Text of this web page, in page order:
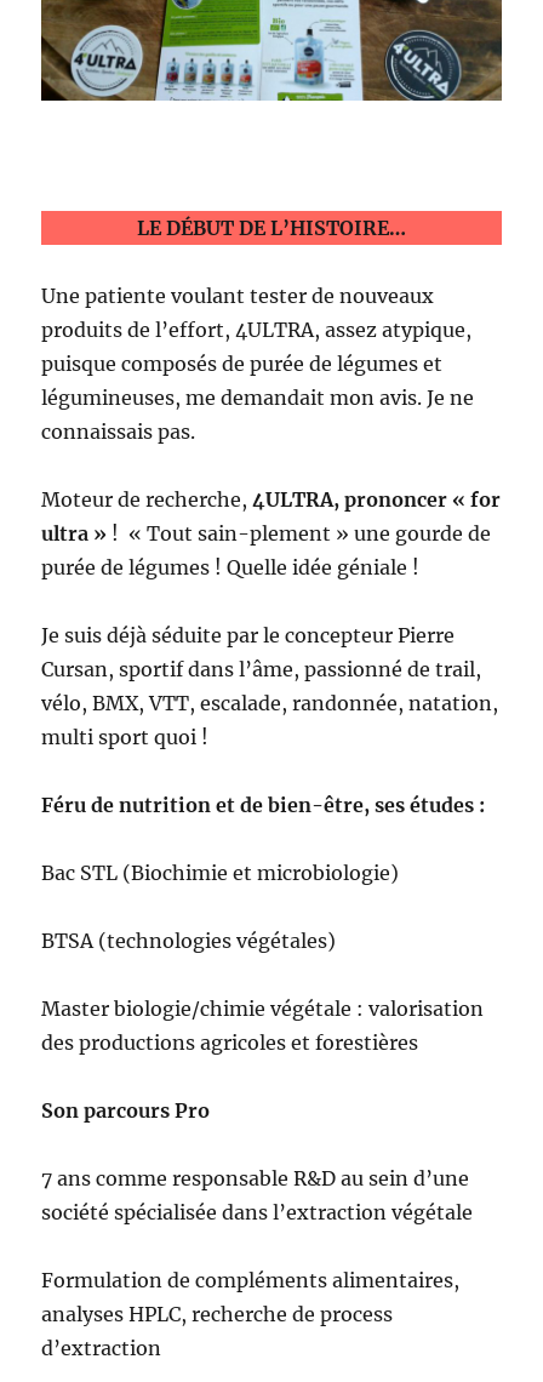
LE DÉBUT DE L’HISTOIRE…
Une patiente voulant tester de nouveaux
produits de l’effort, 4ULTRA, assez atypique,
puisque composés de purée de légumes et
légumineuses, me demandait mon avis. Je ne
connaissais pas.
Moteur de recherche,4ULTRA, prononcer « for
ultra » ! « Tout sain-plement » une gourde de
purée de légumes ! Quelle idée géniale !
Je suis déjà séduite par le concepteur Pierre
Cursan, sportif dans l’âme, passionné de trail,
vélo, BMX, VTT, escalade, randonnée, natation,
multi sport quoi !
Féru de nutrition et de bien-être, ses études :
Bac STL (Biochimie et microbiologie)
BTSA (technologies végétales)
Master biologie/chimie végétale : valorisation
des productions agricoles et forestières
Son parcours Pro
7 ans comme responsable R&D au sein d’une
société spécialisée dans l’extraction végétale
Formulation de compléments alimentaires,
analyses HPLC, recherche de process
d’extraction